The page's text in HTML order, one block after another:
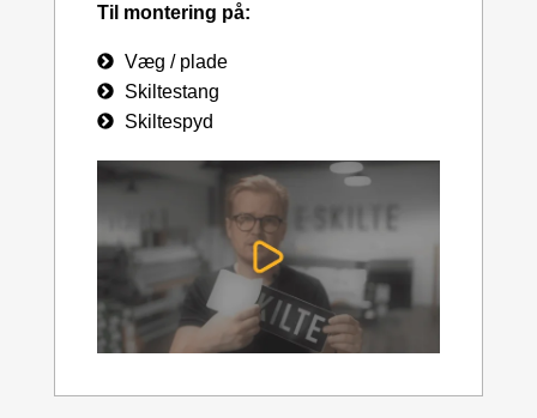
Til montering på:
Væg / plade
Skiltestang
Skiltespyd